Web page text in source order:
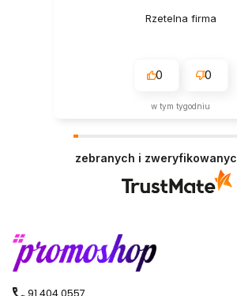
Rzetelna firma
0 0
w tym tygodniu
zebranych i
91 404 0557